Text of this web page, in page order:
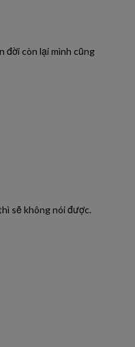
đời còn lại mình cũng
sẽ không nói được.